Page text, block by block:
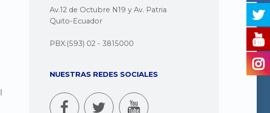
Av.12 de Octubre N19 y Av. Patria
Quito-Ecuador
PBX:(593) 02 - 3815000
NUESTRAS REDES SOCIALES